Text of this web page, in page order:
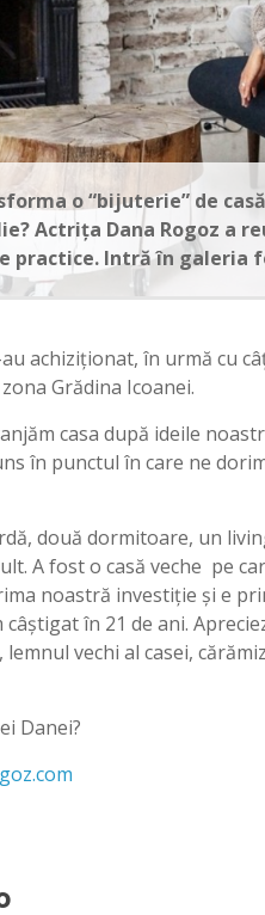
o “bijuterie” de
Actrița Dana Rogoz a
practice. Intră în galeria
achiziţionat, în urmă cu
Grădina Icoanei.
casa după ideile
în punctul în care ne
două dormitoare, un
A fost o casă veche pe
noastră investiţie şi e
în 21 de ani.
vechi al casei,
Danei?